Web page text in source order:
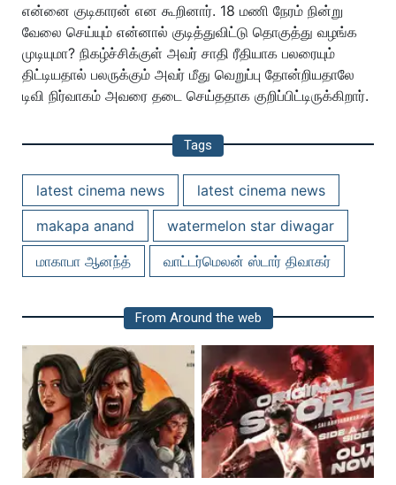
என்னை குடிகாரன் என கூறினார். 18 மணி நேரம் நின்று
வேலை செய்யும் என்னால் குடித்துவிட்டு தொகுத்து வழங்க
முடியுமா? நிகழ்ச்சிக்குள் அவர் சாதி ரீதியாக பலரையும்
திட்டியதால் பலருக்கும் அவர் மீது வெறுப்பு தோன்றியதாலே
டிவி நிர்வாகம் அவரை தடை செய்ததாக குறிப்பிட்டிருக்கிறார்.
Tags
latest cinema news
latest cinema news
makapa anand
watermelon star diwagar
மாகாபா ஆனந்த்
வாட்டர்மெலன் ஸ்டார் திவாகர்
From Around the web